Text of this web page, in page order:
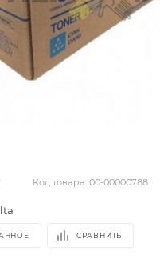
Код товара: 00-00000788
СРАВНИТЬ